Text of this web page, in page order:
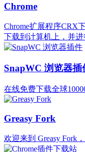
Chrome
Chrome扩展程序CRX
下载到计算机上，并
SnapWC 浏览器插
在线免费下载全球
Greasy Fork
欢迎来到 Greasy Fork